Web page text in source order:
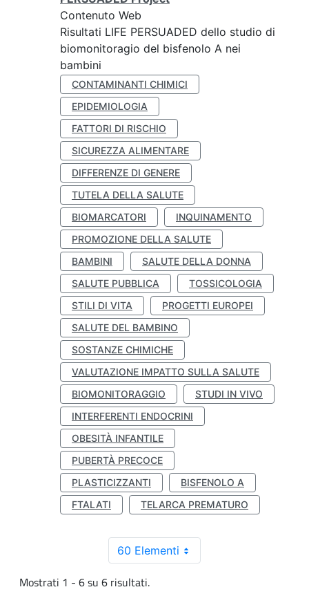
Contenuto Web
Risultati LIFE PERSUADED dello studio di
biomonitoragio del bisfenolo A nei
bambini
CONTAMINANTI CHIMICI
EPIDEMIOLOGIA
FATTORI DI RISCHIO
SICUREZZA ALIMENTARE
DIFFERENZE DI GENERE
TUTELA DELLA SALUTE
BIOMARCATORI
INQUINAMENTO
PROMOZIONE DELLA SALUTE
BAMBINI
SALUTE DELLA DONNA
SALUTE PUBBLICA
TOSSICOLOGIA
STILI DI VITA
PROGETTI EUROPEI
SALUTE DEL BAMBINO
SOSTANZE CHIMICHE
VALUTAZIONE IMPATTO SULLA SALUTE
BIOMONITORAGGIO
STUDI IN VIVO
INTERFERENTI ENDOCRINI
OBESITÀ INFANTILE
PUBERTÀ PRECOCE
PLASTICIZZANTI
BISFENOLO A
FTALATI
TELARCA PREMATURO
60 Elementi
Mostrati 1 - 6 su 6 risultati.